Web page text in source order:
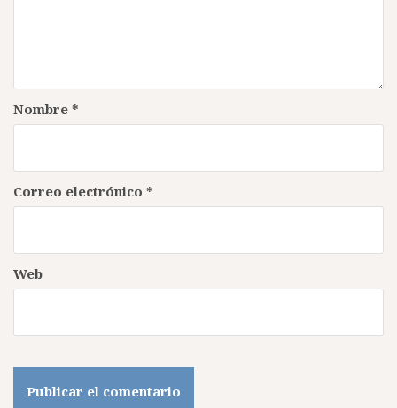
Nombre *
Correo electrónico *
Web